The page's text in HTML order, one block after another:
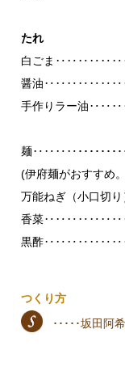
たれ
白ごま
醤油
手作りラー油
麺‥‥‥‥････････
(伊府麺がおすすめ
万能ねぎ（小口切
香菜
黒酢
つくり方
･････坂田阿